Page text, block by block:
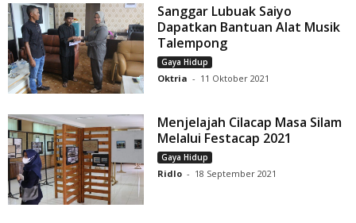
Sanggar Lubuak Saiyo
Dapatkan Bantuan Alat Musik
Talempong
Gaya Hidup
Oktria - 11 Oktober 2021
Menjelajah Cilacap Masa Silam
Melalui Festacap 2021
Gaya Hidup
Ridlo - 18 September 2021